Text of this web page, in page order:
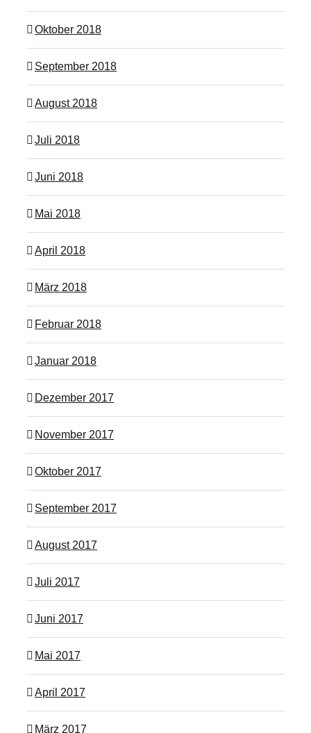
Oktober 2018
September 2018
August 2018
Juli 2018
Juni 2018
Mai 2018
April 2018
März 2018
Februar 2018
Januar 2018
Dezember 2017
November 2017
Oktober 2017
September 2017
August 2017
Juli 2017
Juni 2017
Mai 2017
April 2017
März 2017